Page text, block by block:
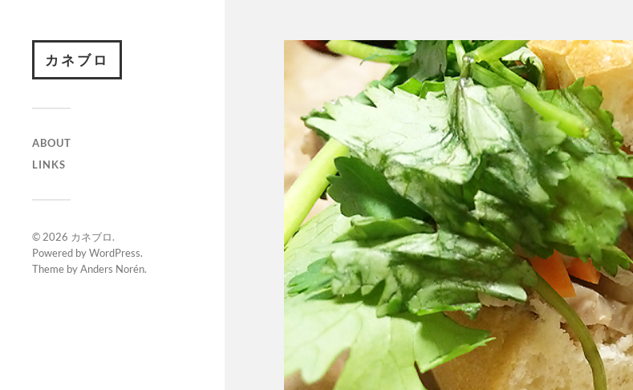
カネブロ
ABOUT
LINKS
© 2026 カネブロ.
Powered byWordPress.
Theme byAnders Norén.